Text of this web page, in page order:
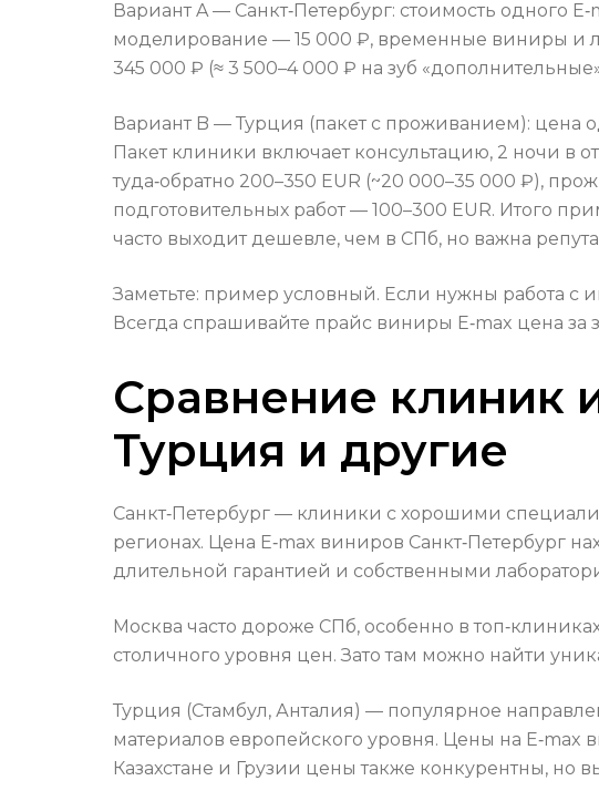
Вариант A — Санкт‑Петербург: стоимость одного
моделирование — 15 000 ₽, временные виниры и
345 000 ₽ (≈ 3 500–4 000 ₽ на зуб
Вариант B — Турция (пакет с проживанием): цена
Пакет клиники включает консультацию, 2 ночи в
туда‑обратно 200–350 EUR (~20 000–35 000 ₽),
подготовительных работ — 100–300 EUR. Итого
часто выходит дешевле, чем в СПб, но важна
Заметьте: пример условный. Если нужны работа с
Всегда спрашивайте прайс виниры E‑max цена
Сравнение клиник
Турция и другие
Санкт‑Петербург — клиники с хорошими
регионах. Цена E‑max виниров Санкт‑Петербург
длительной гарантией и собственными
Москва часто дороже СПб, особенно в
столичного уровня цен. Зато там можно найти
Турция (Стамбул, Анталия) — популярное
материалов европейского уровня. Цены на
Казахстане и Грузии цены также конкурентны, но